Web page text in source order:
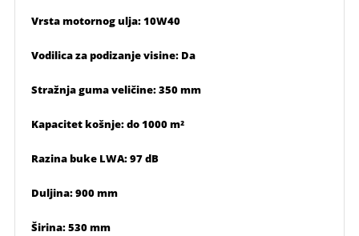
Vrsta motornog ulja: 10W40
Vodilica za podizanje visine: Da
Stražnja guma veličine: 350 mm
Kapacitet košnje: do 1000 m²
Razina buke LWA: 97 dB
Duljina: 900 mm
Širina: 530 mm